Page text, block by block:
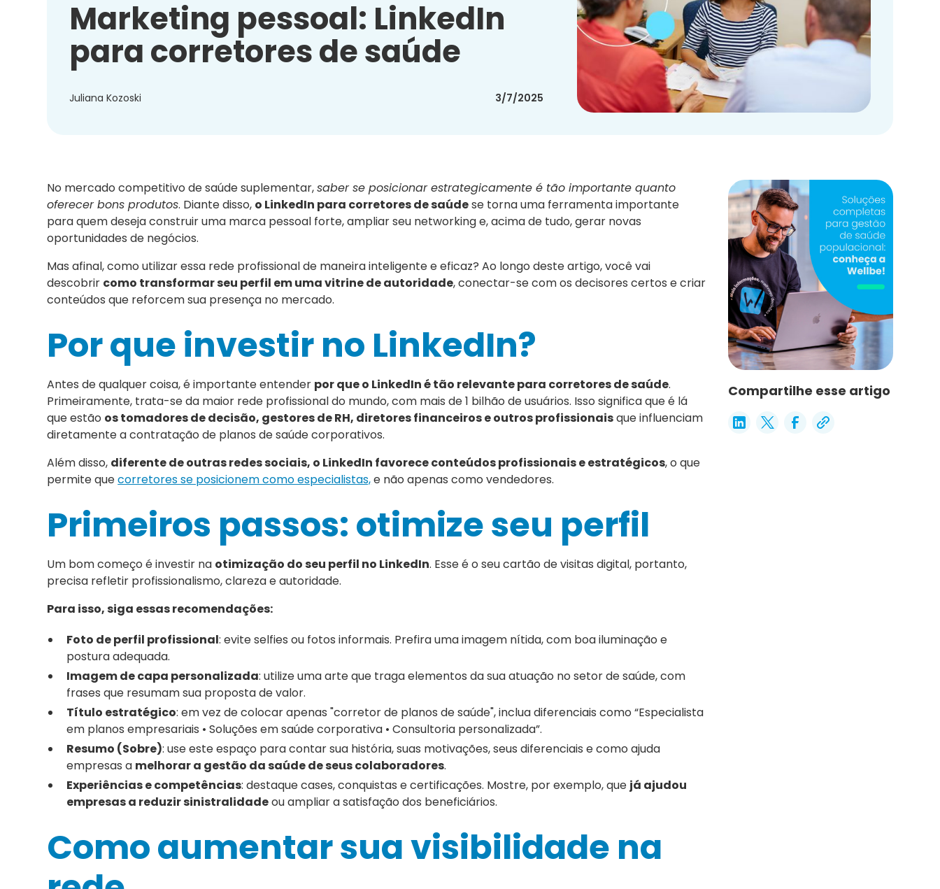
Marketing pessoal: LinkedIn
para corretores de saúde
Juliana Kozoski 3/7/2025
No mercado competitivo de saúde suplementar,saber se posicionar estrategicamente é tão importante quanto
oferecer bons produtos. Diante disso, o LinkedIn para corretores de saúdese torna uma ferramenta importante
para quem deseja construir uma marca pessoal forte, ampliar seu networking e, acima de tudo, gerar novas
oportunidades de negócios.
Mas afinal, como utilizar essa rede profissional de maneira inteligente e eficaz? Ao longo deste artigo, você vai
descobrir como transformar seu perfil em uma vitrine de autoridade, conectar-se com os decisores certos e criar
conteúdos que reforcem sua presença no mercado.
Por que investir no LinkedIn?
Antes de qualquer coisa, é importante entender por que o LinkedIn é tão relevante para corretores de saúde.
Primeiramente, trata-se da maior rede profissional do mundo, com mais de 1 bilhão de usuários. Isso significa que é lá
que estão os tomadores de decisão, gestores de RH, diretores financeiros e outros profissionaisque influenciam
diretamente a contratação de planos de saúde corporativos.
Além disso, diferente de outras redes sociais, o LinkedIn favorece conteúdos profissionais e estratégicos, o que
permite quecorretores se posicionem como especialistas,e não apenas como vendedores.
Primeiros passos: otimize seu perfil
Um bom começo é investir na otimização do seu perfil no LinkedIn. Esse é o seu cartão de visitas digital, portanto,
precisa refletir profissionalismo, clareza e autoridade.
Para isso, siga essas recomendações:
Foto de perfil profissional: evite selfies ou fotos informais. Prefira uma imagem nítida, com boa iluminação e
postura adequada.
Imagem de capa personalizada: utilize uma arte que traga elementos da sua atuação no setor de saúde, com
frases que resumam sua proposta de valor.
Título estratégico: em vez de colocar apenas "corretor de planos de saúde", inclua diferenciais como “Especialista
em planos empresariais • Soluções em saúde corporativa • Consultoria personalizada”.
Resumo (Sobre): use este espaço para contar sua história, suas motivações, seus diferenciais e como ajuda
empresas a melhorar a gestão da saúde de seus colaboradores.
Experiências e competências: destaque cases, conquistas e certificações. Mostre, por exemplo, que já ajudou
empresas a reduzir sinistralidadeou ampliar a satisfação dos beneficiários.
Como aumentar sua visibilidade na
Compartilhe esse artigo